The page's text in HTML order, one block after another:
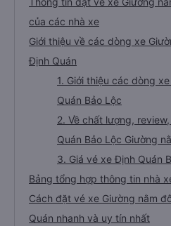
của các nhà xe
Giới thiệu về các dòng xe
Định Quán
1. Giới thiệu các dòng
Quán Bảo Lộc
2. Về chất lượng,
Quán Bảo Lộc Giường
3. Giá vé xe Định Quán
Bảng tổng hợp thông tin nhà
Cách đặt vé xe Giường nằm
Quán nhanh và uy tín nhất